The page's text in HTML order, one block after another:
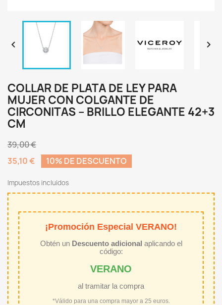
 
COLLAR DE PLATA DE LEY PARA
MUJER CON COLGANTE DE
CIRCONITAS – BRILLO ELEGANTE 42+3
CM
39,00 €
35,10 €
10% DE DESCUENTO
Impuestos incluidos
¡Promoción Especial VERANO!
Obtén un Descuento adicional aplicando el
código:
VERANO
al tramitar la compra
*Válido para una compra mayor a 25 euros.